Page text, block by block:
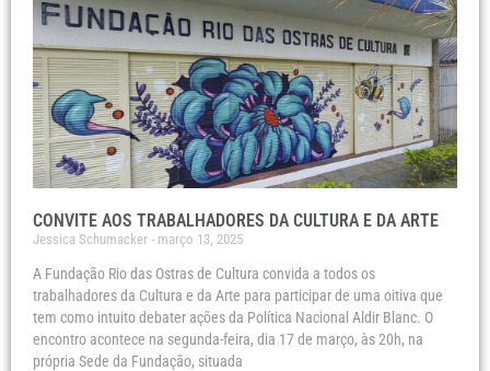
CONVITE AOS TRABALHADORES DA CULTURA E DA ARTE
Jessica Schumacker março 13, 2025
A Fundação Rio das Ostras de Cultura convida a todos os
trabalhadores da Cultura e da Arte para participar de uma oitiva que
tem como intuito debater ações da Política Nacional Aldir Blanc. O
encontro acontece na segunda-feira, dia 17 de março, às 20h, na
própria Sede da Fundação, situada